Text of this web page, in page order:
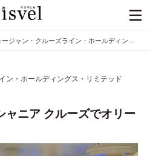
ャン・クルーズライン・ホールディングス・リミテッドのニュース
ン・ホールディングス・リミテッド
ャニア クルーズでオリー